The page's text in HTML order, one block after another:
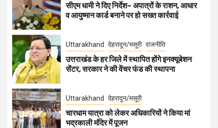
सीएम धामी ने दिए निर्देश– अपात्रों के राशन, आधार
व आयुष्मान कार्ड बनाने पर हो सख्त कार्रवाई
Uttarakhand देहरादून/मसूरी राजनीति
उत्तराखंड के हर जिले में स्थापित होंगे इनक्यूबेशन
सेंटर, सरकार ने की वेंचर फंड की स्थापना
Uttarakhand देहरादून/मसूरी
चारधाम यात्रा को लेकर अधिकारियों ने किया मां
भद्रकाली मंदिर में पूजन